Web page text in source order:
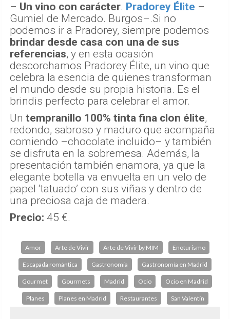
– Un vino con carácter. Pradorey Élite –
Gumiel de Mercado. Burgos–.Si no
podemos ir a Pradorey, siempre podemos
brindar desde casa con una de sus
referencias, y en esta ocasión
descorchamos Pradorey Élite, un vino que
celebra la esencia de quienes transforman
el mundo desde su propia historia. Es el
brindis perfecto para celebrar el amor.
Un tempranillo 100% tinta fina clon élite,
redondo, sabroso y maduro que acompaña
comiendo –chocolate incluido– y también
se disfruta en la sobremesa. Además, la
presentación también enamora, ya que la
elegante botella va envuelta en un velo de
papel ‘tatuado’ con sus viñas y dentro de
una preciosa caja de madera.
Precio: 45 €.
Amor Arte de Vivir Arte de Vivir by MIM Enoturismo
Escapada romántica Gastronomía Gastronomía en Madrid
Gourmet Gourmets Madrid Ocio Ocio en Madrid
Planes Planes en Madrid Restaurantes San Valentín